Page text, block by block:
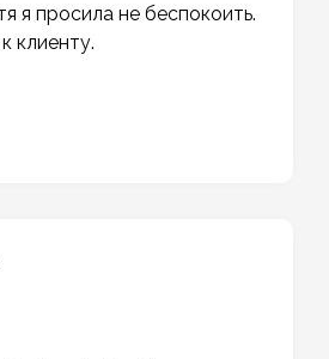
я просила не беспокоить.
клиенту.